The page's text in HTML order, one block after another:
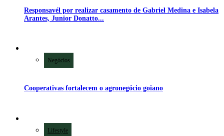
Responsavél por realizar casamento de Gabriel Medina e Isabela
Arantes, Junior Donatto...
Negócios
Cooperativas fortalecem o agronegócio goiano
Lifestyle